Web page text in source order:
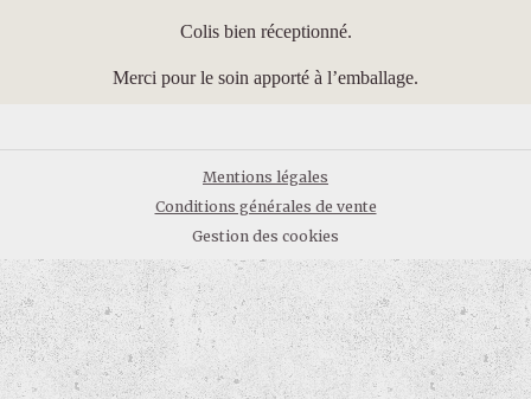
Colis bien réceptionné.
Merci pour le soin apporté à l’emballage.
Mentions légales
Conditions générales de vente
Gestion des cookies